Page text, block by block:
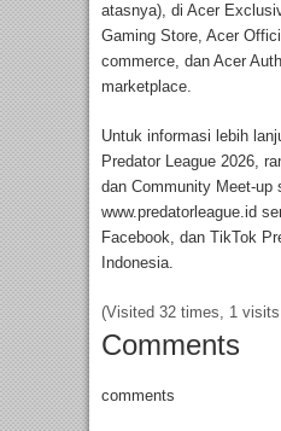
atasnya), di Acer
Gaming Store, Acer
commerce, dan Acer
marketplace.
Untuk informasi lebih
Predator League 2026,
dan Community Meet-up
www.predatorleague.id
Facebook, dan TikTok
Indonesia.
(Visited 32 times, 1
Comments
comments